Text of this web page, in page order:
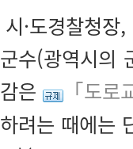
시·도경찰청장
군수(광역시의
감은
「도로
하려는 때에는